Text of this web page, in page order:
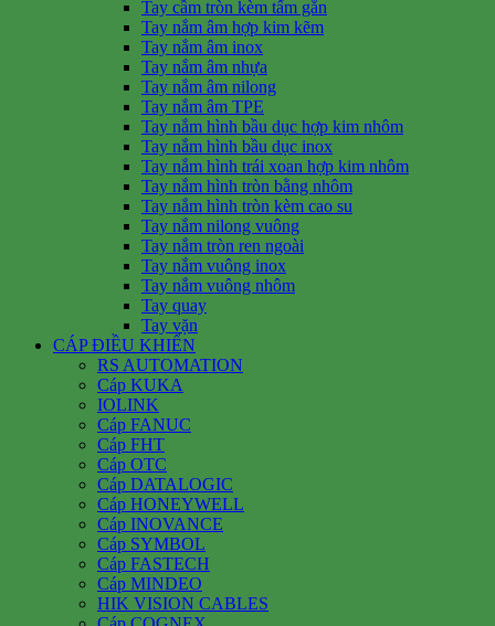
Tay cầm tròn kèm tấm gắn
Tay nắm âm hợp kim kẽm
Tay nắm âm inox
Tay nắm âm nhựa
Tay nắm âm nilong
Tay nắm âm TPE
Tay nắm hình bầu dục hợp kim nhôm
Tay nắm hình bầu dục inox
Tay nắm hình trái xoan hợp kim nhôm
Tay nắm hình tròn bằng nhôm
Tay nắm hình tròn kèm cao su
Tay nắm nilong vuông
Tay nắm tròn ren ngoài
Tay nắm vuông inox
Tay nắm vuông nhôm
Tay quay
Tay vặn
CÁP ĐIỀU KHIỂN
RS AUTOMATION
Cáp KUKA
IOLINK
Cáp FANUC
Cáp FHT
Cáp OTC
Cáp DATALOGIC
Cáp HONEYWELL
Cáp INOVANCE
Cáp SYMBOL
Cáp FASTECH
Cáp MINDEO
HIK VISION CABLES